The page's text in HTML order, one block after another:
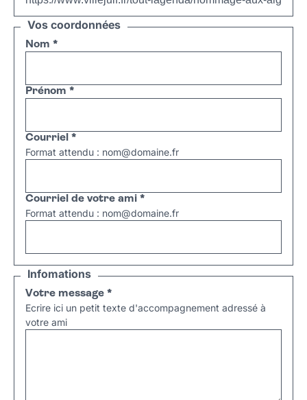
Vos coordonnées
Nom *
Prénom *
Courriel *
Format attendu : nom@domaine.fr
Courriel de votre ami *
Format attendu : nom@domaine.fr
Infomations
Votre message *
Ecrire ici un petit texte d'accompagnement adressé à
votre ami